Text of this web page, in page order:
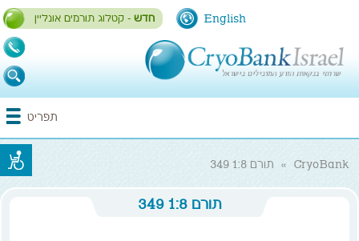
English חדש- קטלוג תורמים אונליין
תפריט
CryoBank
» תורם 1:8 349
תורם 1:8 349